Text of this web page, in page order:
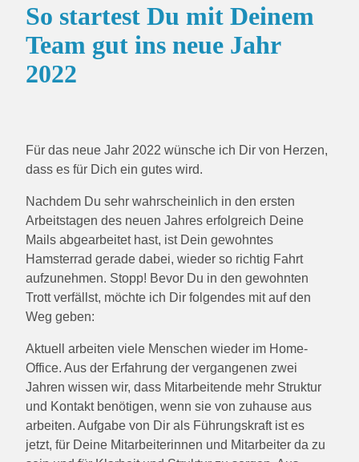
So startest Du mit Deinem
Team gut ins neue Jahr
2022
Für das neue Jahr 2022 wünsche ich Dir von Herzen,
dass es für Dich ein gutes wird.
Nachdem Du sehr wahrscheinlich in den ersten
Arbeitstagen des neuen Jahres erfolgreich Deine
Mails abgearbeitet hast, ist Dein gewohntes
Hamsterrad gerade dabei, wieder so richtig Fahrt
aufzunehmen. Stopp! Bevor Du in den gewohnten
Trott verfällst, möchte ich Dir folgendes mit auf den
Weg geben:
Aktuell arbeiten viele Menschen wieder im Home-
Office. Aus der Erfahrung der vergangenen zwei
Jahren wissen wir, dass Mitarbeitende mehr Struktur
und Kontakt benötigen, wenn sie von zuhause aus
arbeiten. Aufgabe von Dir als Führungskraft ist es
jetzt, für Deine Mitarbeiterinnen und Mitarbeiter da zu